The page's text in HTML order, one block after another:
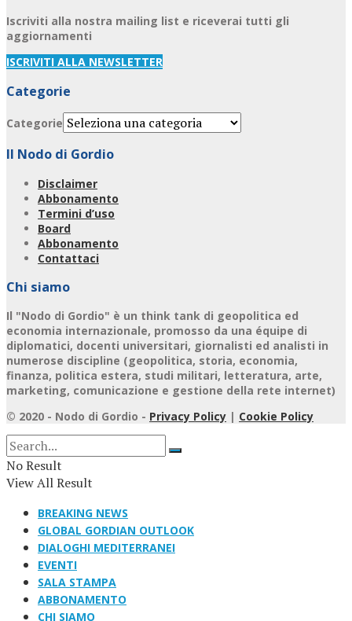
Iscriviti alla nostra mailing list e riceverai tutti gli
aggiornamenti
ISCRIVITI ALLA NEWSLETTER
Categorie
Categorie
Il Nodo di Gordio
Disclaimer
Abbonamento
Termini d’uso
Board
Abbonamento
Contattaci
Chi siamo
Il "Nodo di Gordio" è un think tank di geopolitica ed
economia internazionale, promosso da una équipe di
diplomatici, docenti universitari, giornalisti ed analisti in
numerose discipline (geopolitica, storia, economia,
finanza, politica estera, studi militari, letteratura, arte,
marketing, comunicazione e gestione della rete internet)
© 2020 - Nodo di Gordio - Privacy Policy | Cookie Policy
No Result
View All Result
BREAKING NEWS
GLOBAL GORDIAN OUTLOOK
DIALOGHI MEDITERRANEI
EVENTI
SALA STAMPA
ABBONAMENTO
CHI SIAMO